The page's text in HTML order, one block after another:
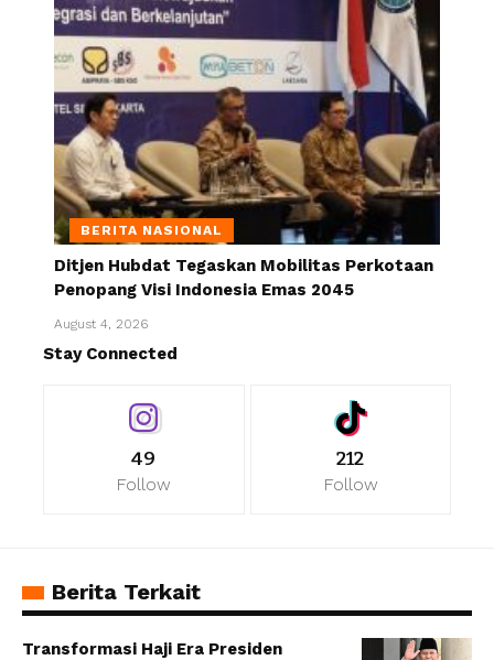
BERITA NASIONAL
Ditjen Hubdat Tegaskan Mobilitas Perkotaan
Penopang Visi Indonesia Emas 2045
August 4, 2026
Stay Connected
49
Follow
212
Follow
Berita Terkait
Transformasi Haji Era Presiden